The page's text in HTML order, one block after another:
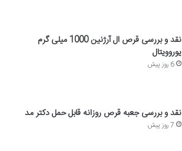
نقد و بررسی قرص ال آرژنین 1000 میلی گرم
یوروویتال
6 روز پیش
نقد و بررسی جعبه قرص روزانه قابل حمل دکتر مد
7 روز پیش